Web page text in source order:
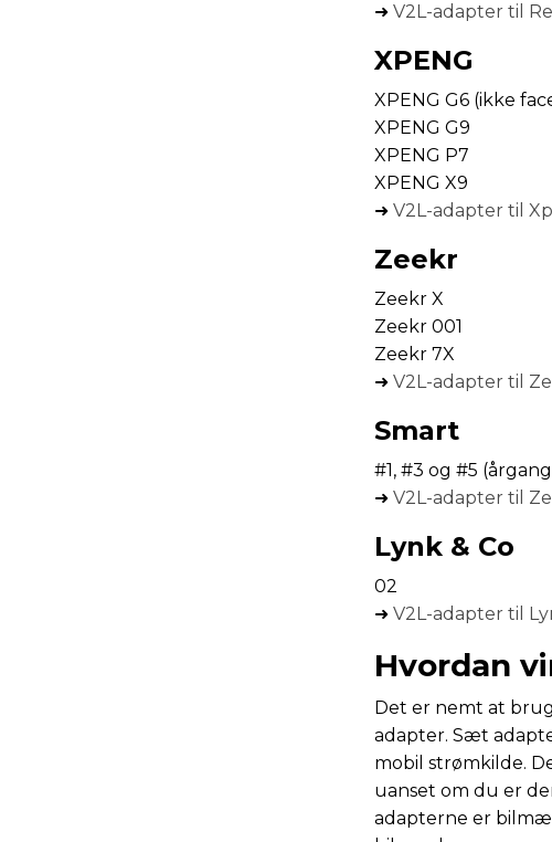
➜ V2L-adapter til
XPENG
XPENG G6 (ikke
XPENG G9
XPENG P7
XPENG X9
➜ V2L-adapter til
Zeekr
Zeekr X
Zeekr 001
Zeekr 7X
➜ V2L-adapter til
Smart
#1, #3 og #5
➜ V2L-adapter til
Lynk & Co
02
➜ V2L-adapter til
Hvordan
Det er nemt at
adapter. Sæt
mobil strømkilde.
uanset om du er
adapterne er